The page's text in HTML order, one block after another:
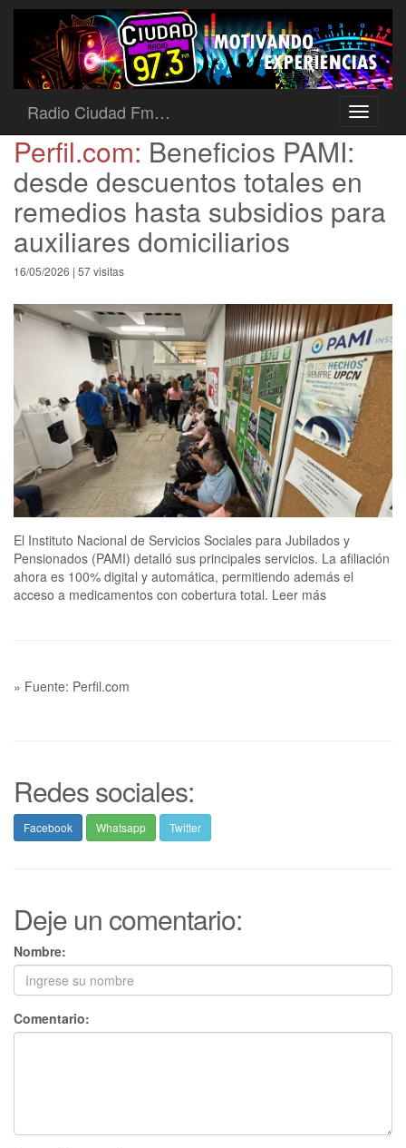
Toggle
Radio Ciudad Fm…
Perfil.com: Beneficios PAMI:
desde descuentos totales en
remedios hasta subsidios para
auxiliares domiciliarios
16/05/2026 | 57 visitas
El Instituto Nacional de Servicios Sociales para Jubilados y
Pensionados (PAMI) detalló sus principales servicios. La afiliación
ahora es 100% digital y automática, permitiendo además el
acceso a medicamentos con cobertura total. Leer más
» Fuente: Perfil.com
Redes sociales:
Facebook Whatsapp Twitter
Deje un comentario:
Nombre:
Comentario: